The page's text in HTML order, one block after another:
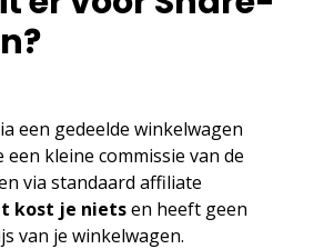
een gedeelde winkelwagen
kleine commissie van de
via standaard affiliate
kost je nietsen heeft geen
van je winkelwagen.